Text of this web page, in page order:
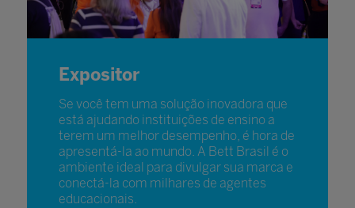
Expositor
Se você tem uma solução inovadora que
está ajudando instituições de ensino a
terem um melhor desempenho, é hora de
apresentá-la ao mundo. A Bett Brasil é o
ambiente ideal para divulgar sua marca e
conectá-la com milhares de agentes
educacionais.